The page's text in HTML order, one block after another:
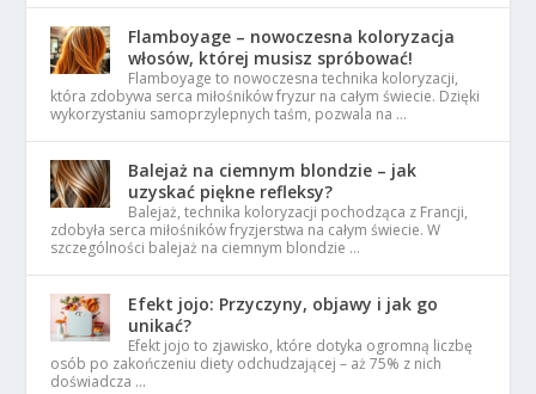
Flamboyage – nowoczesna koloryzacja
włosów, której musisz spróbować!
Flamboyage to nowoczesna technika koloryzacji,
która zdobywa serca miłośników fryzur na całym świecie. Dzięki
wykorzystaniu samoprzylepnych taśm, pozwala na …
Balejaż na ciemnym blondzie – jak
uzyskać piękne refleksy?
Balejaż, technika koloryzacji pochodząca z Francji,
zdobyła serca miłośników fryzjerstwa na całym świecie. W
szczególności balejaż na ciemnym blondzie …
Efekt jojo: Przyczyny, objawy i jak go
unikać?
Efekt jojo to zjawisko, które dotyka ogromną liczbę
osób po zakończeniu diety odchudzającej – aż 75% z nich
doświadcza …